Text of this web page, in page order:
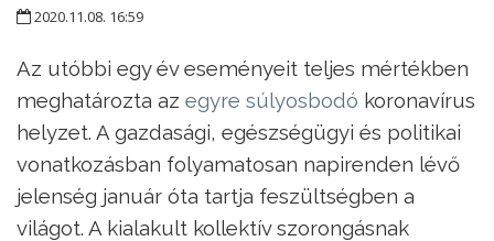
2020.11.08. 16:59
Az utóbbi egy év eseményeit teljes mértékben
meghatározta az egyre súlyosbodó koronavírus
helyzet. A gazdasági, egészségügyi és politikai
vonatkozásban folyamatosan napirenden lévő
jelenség január óta tartja feszültségben a
világot. A kialakult kollektív szorongásnak